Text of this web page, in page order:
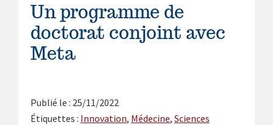
Un programme de
doctorat conjoint avec
Meta
Publié le : 25/11/2022
Étiquettes : Innovation, Médecine, Sciences